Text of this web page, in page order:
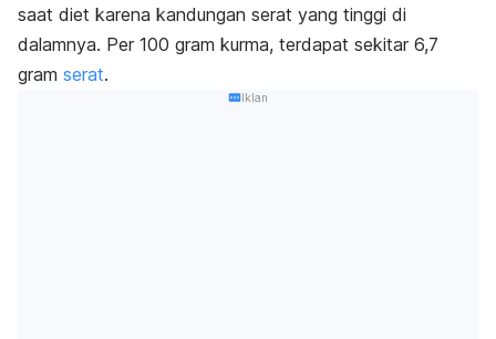
saat diet karena kandungan serat yang tinggi di
dalamnya. Per 100 gram kurma, terdapat sekitar 6,7
gram serat.
Iklan